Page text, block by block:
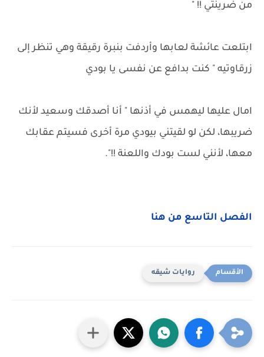
من ضرينتي !! "
ابتلعت عائشة لعابها وأردفت بنبرة رقيقة وهي تنظر إلى
زرقاوتيه " كنت بدافع عن نفسى يا بودي
امال عليها ليهمس في أذنها " أنا أصدقك وسعيد لأنك
ضريبها، لكن لو لقيتني بيودي مرة أخرى فسيتم عقابك
معها، لأنني لست بودك واللعنة !!".
الفصل التاسع من هنا
روايات شيقه